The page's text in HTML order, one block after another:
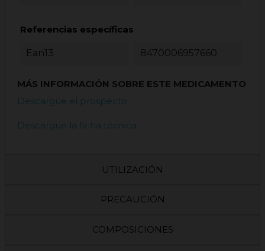
Referencias específicas
Ean13 8470006957660
MÁS INFORMACIÓN SOBRE ESTE MEDICAMENTO
Descargue el prospecto
Descargue la ficha técnica
UTILIZACIÓN
PRECAUCIÓN
COMPOSICIONES